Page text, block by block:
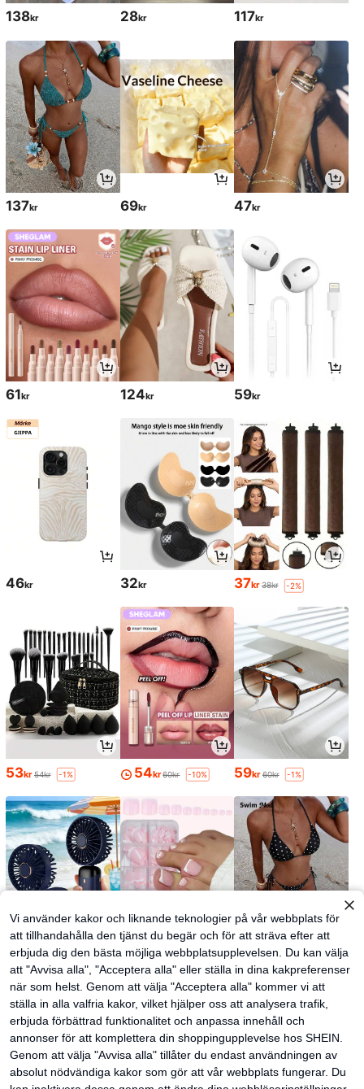
138kr 28kr 117kr
137kr 69kr 47kr
61kr 124kr 59kr
46kr 32kr 37kr 38kr -2%
53kr 54kr -1% 54kr60kr -10% 59kr 60kr -1%
35 kr 51 kr 129
Vi använder kakor och liknande teknologier på vår webbplats för
att tillhandahålla den tjänst du begär och för att sträva efter att
erbjuda dig den bästa möjliga webbplatsupplevelsen. Du kan välja
att "Avvisa alla", "Acceptera alla" eller ställa in dina kakpreferenser
när som helst. Genom att välja "Acceptera alla" kommer vi att
ställa in alla valfria kakor, vilket hjälper oss att analysera trafik,
erbjuda förbättrad funktionalitet och anpassa innehåll och
annonser för att komplettera din shoppingupplevelse hos SHEIN.
Genom att välja "Avvisa alla" tillåter du endast användningen av
absolut nödvändiga kakor som gör att vår webbplats fungerar. Du